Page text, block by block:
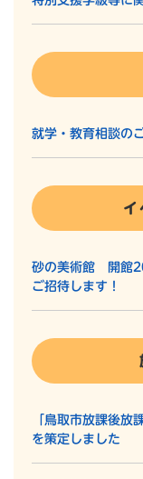
就学・教育相談の
イ
砂の美術館 開館
ご招待します！
「鳥取市放課後放
を策定しました